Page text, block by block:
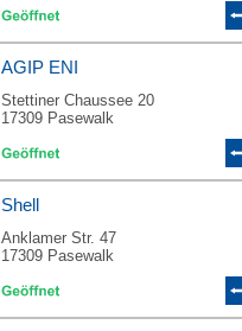
AGIP ENI
Stettiner Chaussee 20
17309 Pasewalk
Shell
Anklamer Str. 47
17309 Pasewalk